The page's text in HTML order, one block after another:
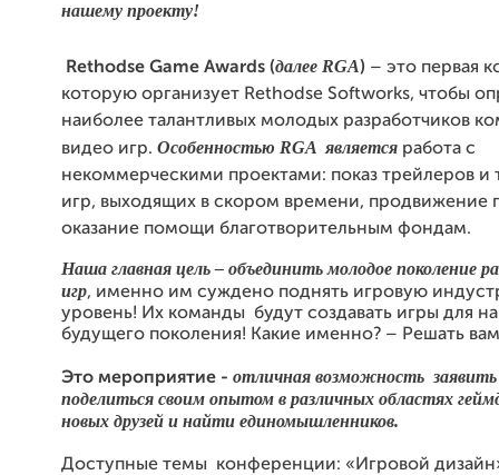
нашему проекту!
Rethodse Game Awards (далее RGA) – это первая
которую организует Rethodse Softworks, чтобы
наиболее талантливых молодых разработчиков
видео игр. Особенностью RGA является работа с
некоммерческими проектами: показ трейлеров и
игр, выходящих в скором времени, продвижение
оказание помощи благотворительным фондам.
Наша главная цель – объединить молодое поколение
игр, именно им суждено поднять игровую
уровень! Их команды будут создавать игры для
будущего поколения! Какие именно? – Решать
Это мероприятие - отличная возможность заявить
поделиться своим опытом в различных областях
новых друзей и найти единомышленников.
Доступные темы
конференции: «Игровой